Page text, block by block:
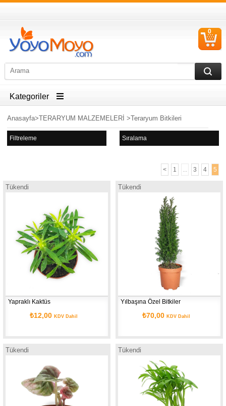
0
Kategoriler
Anasayfa>TERARYUM MALZEMELERİ >Teraryum Bitkileri
Filtreleme Sıralama
< 1 ... 3 4 5
Tükendi
Yapraklı Kaktüs
₺12,00 KDV Dahil
Tükendi
Yılbaşına Özel Bitkiler
₺70,00 KDV Dahil
Tükendi Tükendi